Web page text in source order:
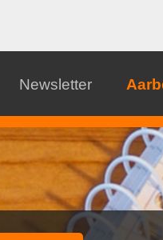
Newsletter